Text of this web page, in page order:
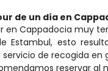
de un día en
en Cappadocia muy
esto
de recogida en
reservar al